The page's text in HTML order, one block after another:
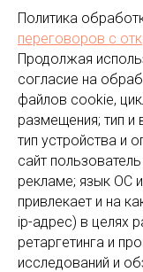
Политика
переговоров с
Продолжая
согласие на
файлов cookie,
размещения; тип и
тип устройства и
сайт
рекламе; язык ОС
привлекает и на
ip-адрес) в целях
ретаргетинга и
исследований и